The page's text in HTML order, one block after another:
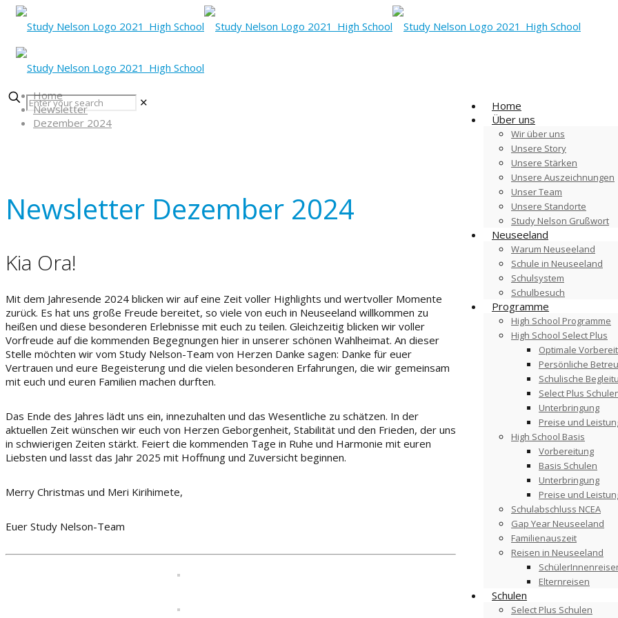
Home
Über uns
Wir über uns
Unsere Story
Unsere Stärken
Unsere Auszeichnungen
Unser Team
Unsere Standorte
Study Nelson Grußwort
Neuseeland
Warum Neuseeland
Schule in Neuseeland
Schulsystem
Schulbesuch
Programme
High School Programme
High School Select Plus
Optimale
Persönliche
Schulische
Select Plus
Unterbringung
Preise und
High School Basis
Vorbereitung
Basis Schulen
Unterbringung
Preise und
Schulabschluss NCEA
Gap Year Neuseeland
Familienauszeit
Reisen in Neuseeland
Elternreisen
Schulen
Select Plus Schulen
✕
Home
Newsletter
Dezember 2024
Newsletter Dezember 2024
Kia Ora!
Mit dem Jahresende 2024 blicken wir auf eine Zeit voller Highlights und wertvoller Momente
zurück. Es hat uns große Freude bereitet, so viele von euch in Neuseeland willkommen zu
heißen und diese besonderen Erlebnisse mit euch zu teilen. Gleichzeitig blicken wir voller
Vorfreude auf die kommenden Begegnungen hier in unserer schönen Wahlheimat. An dieser
Stelle möchten wir vom Study Nelson-Team von Herzen Danke sagen: Danke für euer
Vertrauen und eure Begeisterung und die vielen besonderen Erfahrungen, die wir gemeinsam
mit euch und euren Familien machen durften.
Das Ende des Jahres lädt uns ein, innezuhalten und das Wesentliche zu schätzen. In der
aktuellen Zeit wünschen wir euch von Herzen Geborgenheit, Stabilität und den Frieden, der uns
in schwierigen Zeiten stärkt. Feiert die kommenden Tage in Ruhe und Harmonie mit euren
Liebsten und lasst das Jahr 2025 mit Hoffnung und Zuversicht beginnen.
Merry Christmas und Meri Kirihimete,
Euer Study Nelson-Team